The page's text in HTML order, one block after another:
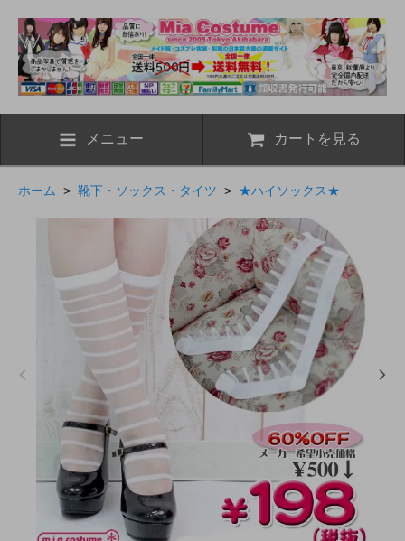
メニュー カートを見る
ホーム > 靴下・ソックス・タイツ > ★ハイソックス★